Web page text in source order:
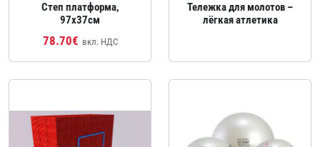
Степ платформа,
97x37см
78.70€ вкл. НДС
Тележка для молотов –
лёгкая атлетика